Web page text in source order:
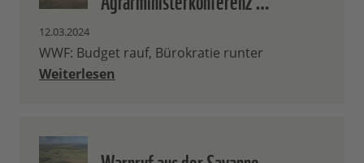
12.03.2024
WWF: Budget rauf, Bürokratie runter
Weiterlesen